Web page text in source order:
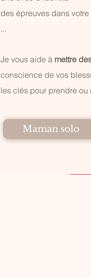
des épreuves dans
...
Je vous aide à mettre
conscience de vos
les clés pour prendre ou
Maman solo